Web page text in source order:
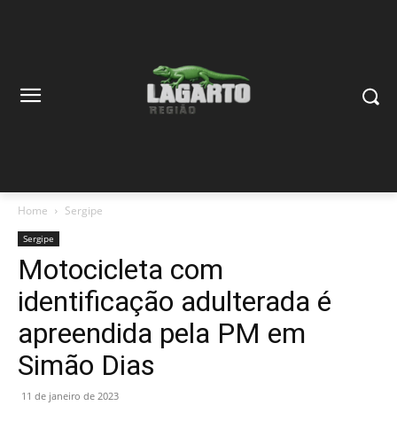
Home Sergipe
Sergipe
Motocicleta com
identificação adulterada é
apreendida pela PM em
Simão Dias
11 de janeiro de 2023